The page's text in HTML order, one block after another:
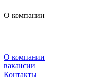
О компании
О компании
вакансии
Контакты